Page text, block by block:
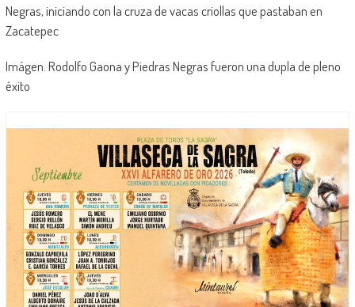
Negras, iniciando con la cruza de vacas criollas que pastaban en
Zacatepec
Imágen. Rodolfo Gaona y Piedras Negras fueron una dupla de pleno
éxito